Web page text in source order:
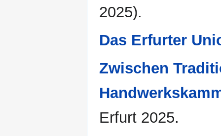
2025).
Das Erfurter
Zwischen
Erfurt 2025.